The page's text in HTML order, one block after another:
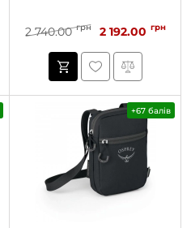
2 740.00 грн 2 192.00 грн
+67 балів